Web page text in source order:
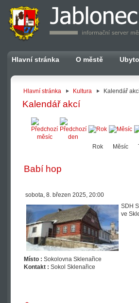
Hlavní stránka O městě
Hlavní stránka Kultura Kalendář
Kalendář akcí
Rok Měsíc
Babí hop
sobota, 8. březen 2025, 20:00
SDH
ve
Místo : Sokolovna Sklenařice
Kontakt : Sokol Sklenařice